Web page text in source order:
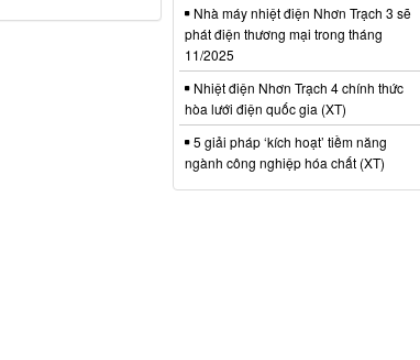
Nhà máy nhiệt điện Nhơn Trạch 3 sẽ
phát điện thương mại trong tháng
11/2025
Nhiệt điện Nhơn Trạch 4 chính thức
hòa lưới điện quốc gia (XT)
5 giải pháp ‘kích hoạt’ tiềm năng
ngành công nghiệp hóa chất (XT)